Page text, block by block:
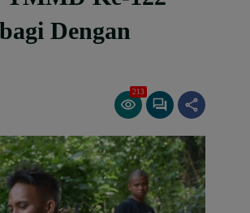
Dengan
213